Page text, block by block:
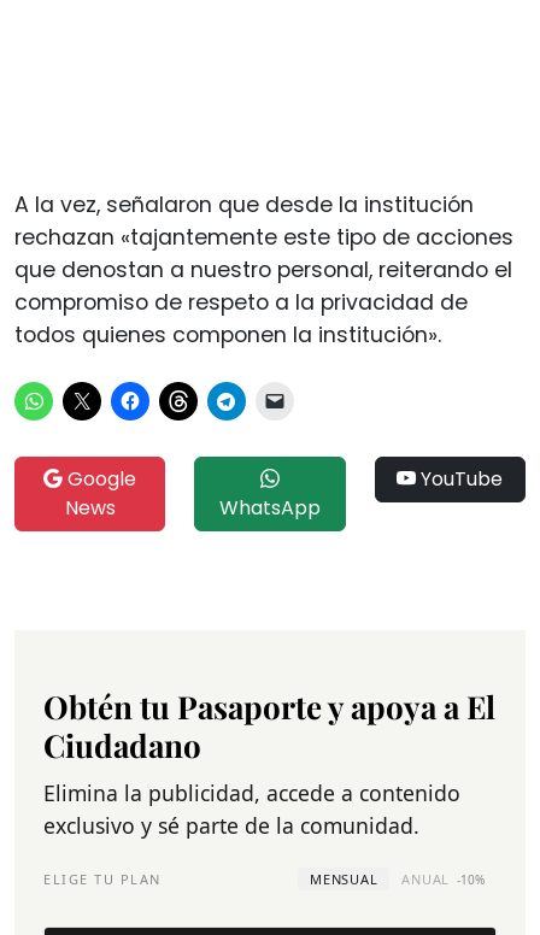
A la vez, señalaron que desde la institución
rechazan «tajantemente este tipo de acciones
que denostan a nuestro personal, reiterando el
compromiso de respeto a la privacidad de
todos quienes componen la institución».
Google
News
WhatsApp
YouTube
Obtén tu Pasaporte y apoya a El
Ciudadano
Elimina la publicidad, accede a contenido
exclusivo y sé parte de la comunidad.
ELIGE TU PLAN MENSUAL ANUAL -10%